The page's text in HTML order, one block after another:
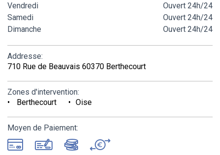
Vendredi
Ouvert 24h/24
Samedi
Ouvert 24h/24
Dimanche
Ouvert 24h/24
Addresse:
710 Rue de Beauvais 60370 Berthecourt
Zones d'intervention:
Berthecourt
Oise
Moyen de Paiement: